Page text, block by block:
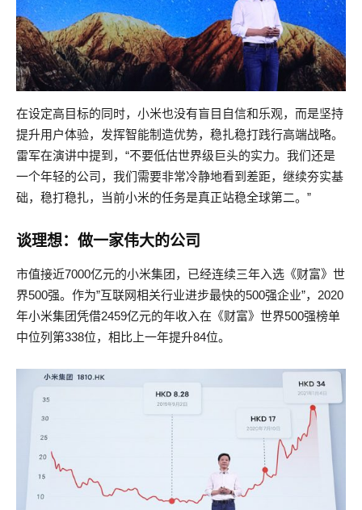
在设定高目标的同时，小米也没有盲目自信和乐观，而是坚持
提升用户体验，发挥智能制造优势，稳扎稳打践行高端战略。
雷军在演讲中提到，“不要低估世界级巨头的实力。我们还是
一个年轻的公司，我们需要非常冷静地看到差距，继续夯实基
础，稳打稳扎，当前小米的任务是真正站稳全球第二。”
谈理想：做一家伟大的公司
市值接近7000亿元的小米集团，已经连续三年入选《财富》世
界500强。作为”互联网相关行业进步最快的500强企业”，2020
年小米集团凭借2459亿元的年收入在《财富》世界500强榜单
中位列第338位，相比上一年提升84位。